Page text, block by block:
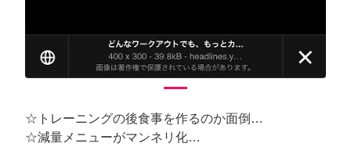
☆トレーニングの後食事を作るのか面倒…
☆減量メニューがマンネリ化…